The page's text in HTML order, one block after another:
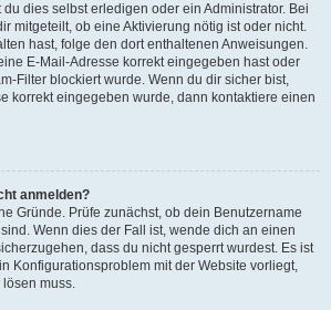
dies selbst erledigen oder ein Administrator. Bei
mitgeteilt, ob eine Aktivierung nötig ist oder nicht.
hast, folge den dort enthaltenen Anweisungen.
E-Mail-Adresse korrekt eingegeben hast oder
Filter blockiert wurde. Wenn du dir sicher bist,
korrekt eingegeben wurde, dann kontaktiere einen
anmelden?
Gründe. Prüfe zunächst, ob dein Benutzername
Wenn dies der Fall ist, wende dich an einen
dass du nicht gesperrt wurdest. Es ist
Konfigurationsproblem mit der Website vorliegt,
muss.